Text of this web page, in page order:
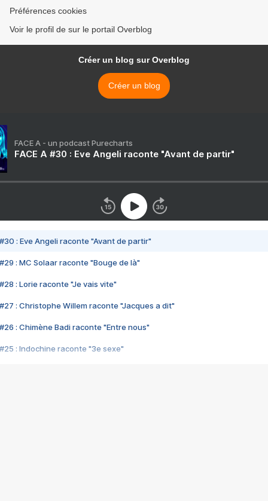
Préférences cookies
Voir le profil de sur le portail Overblog
Créer un blog sur Overblog
Créer un blog
FACE A - un podcast Purecharts
FACE A #30 : Eve Angeli raconte "Avant de partir"
#30 : Eve Angeli raconte "Avant de partir"
#29 : MC Solaar raconte "Bouge de là"
#28 : Lorie raconte "Je vais vite"
#27 : Christophe Willem raconte "Jacques a dit"
#26 : Chimène Badi raconte "Entre nous"
#25 : Indochine raconte "3e sexe"